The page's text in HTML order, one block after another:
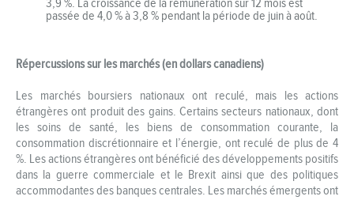
passée de 4,0 % à 3,8 % pendant la période de juin à août.
Répercussions sur les marchés (en dollars canadiens)
Les marchés boursiers nationaux ont reculé, mais les actions
étrangères ont produit des gains. Certains secteurs nationaux, dont
les soins de santé, les biens de consommation courante, la
consommation discrétionnaire et l’énergie, ont reculé de plus de 4
%. Les actions étrangères ont bénéficié des développements positifs
dans la guerre commerciale et le Brexit ainsi que des politiques
accommodantes des banques centrales. Les marchés émergents ont